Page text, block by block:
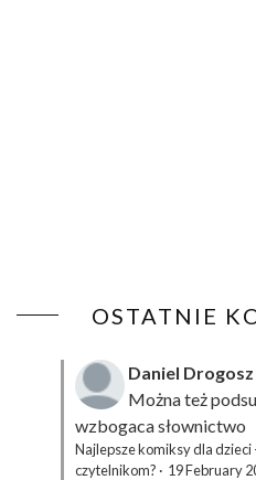
OSTATNIE
Daniel Drogosz
Można też
wzbogaca słownictwo
Najlepsze komiksy dla dzieci
czytelnikom? · 19 February